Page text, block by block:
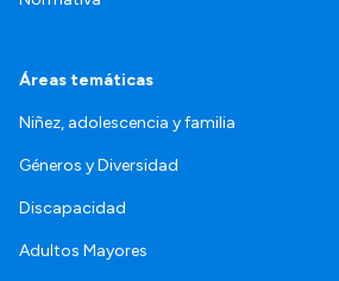
Áreas temáticas
Niñez, adolescencia y familia
Géneros y Diversidad
Discapacidad
Adultos Mayores